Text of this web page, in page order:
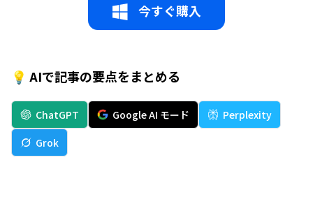
今すぐ購入
💡 AIで記事の要点をまとめる
ChatGPT Google AI モード
Perplexity
Grok